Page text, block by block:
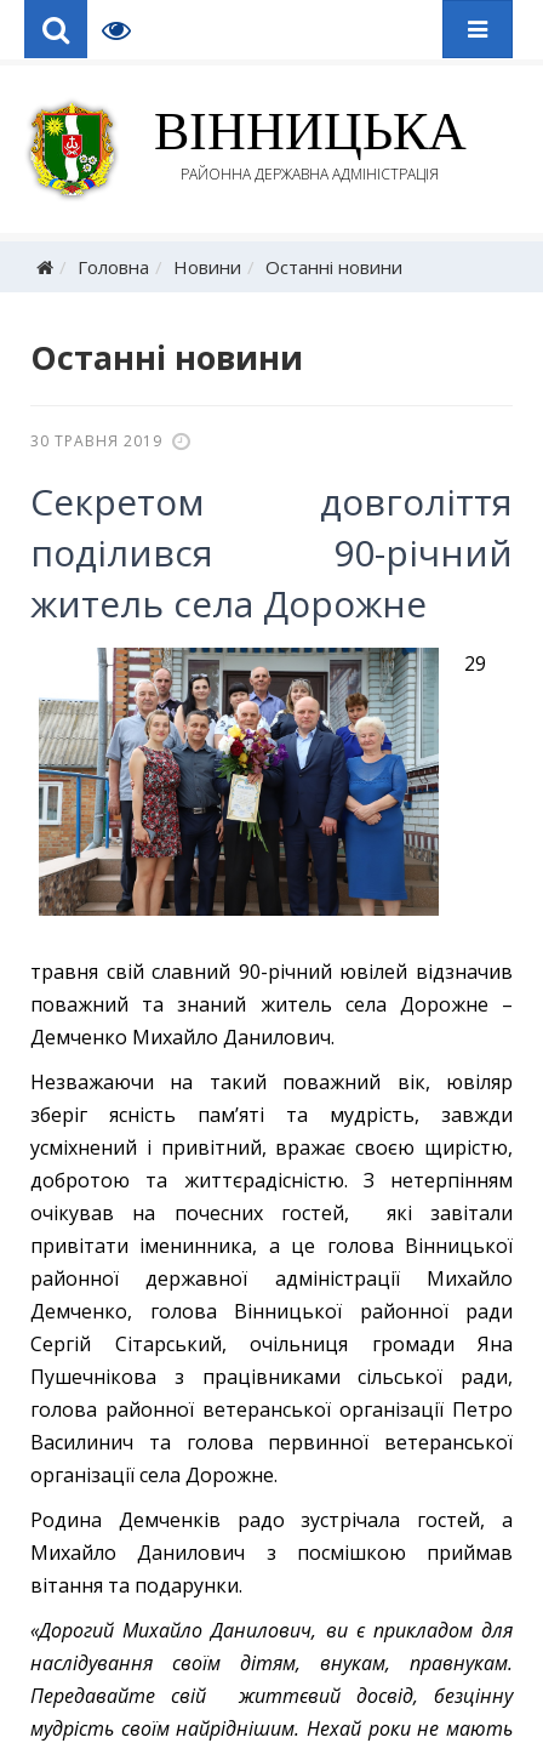
ВІННИЦЬКА
РАЙОННА ДЕРЖАВНА АДМІНІСТРАЦІЯ
Головна Новини Останні новини
Останні новини
30 ТРАВНЯ 2019
Секретом довголіття
поділився 90-річний
житель села Дорожне
29
травня свій славний 90-річний ювілей відзначив
поважний та знаний житель села Дорожне –
Демченко Михайло Данилович.
Незважаючи на такий поважний вік, ювіляр
зберіг ясність пам’яті та мудрість, завжди
усміхнений і привітний, вражає своєю щирістю,
добротою та життєрадісністю. З нетерпінням
очікував на почесних гостей, які завітали
привітати іменинника, а це голова Вінницької
районної державної адміністрації Михайло
Демченко, голова Вінницької районної ради
Сергій Сітарський, очільниця громади Яна
Пушечнікова з працівниками сільської ради,
голова районної ветеранської організації Петро
Василинич та голова первинної ветеранської
організації села Дорожне.
Родина Демченків радо зустрічала гостей, а
Михайло Данилович з посмішкою приймав
вітання та подарунки.
«Дорогий Михайло Данилович, ви є прикладом для
наслідування своїм дітям, внукам, правнукам.
Передавайте свій життєвий досвід, безцінну
мудрість своїм найріднішим. Нехай роки не мають